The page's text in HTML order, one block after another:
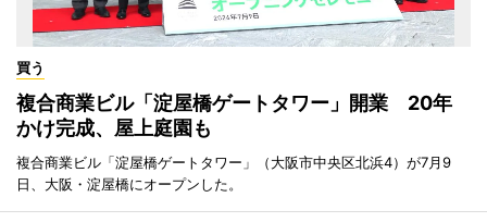
買う
複合商業ビル「淀屋橋ゲートタワー」開業 20年
かけ完成、屋上庭園も
複合商業ビル「淀屋橋ゲートタワー」（大阪市中央区北浜4）が7月9
日、大阪・淀屋橋にオープンした。